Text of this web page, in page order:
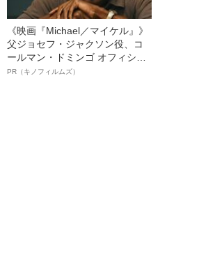
《映画『Michael／マイケル』》
父ジョセフ・ジャクソン役、コ
ールマン・ドミンゴ オフィシャ
ルインタビュー“観客を魅了した
PR（キノフィルムズ）